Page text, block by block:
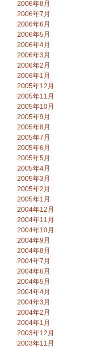
2006年8月
2006年7月
2006年6月
2006年5月
2006年4月
2006年3月
2006年2月
2006年1月
2005年12月
2005年11月
2005年10月
2005年9月
2005年8月
2005年7月
2005年6月
2005年5月
2005年4月
2005年3月
2005年2月
2005年1月
2004年12月
2004年11月
2004年10月
2004年9月
2004年8月
2004年7月
2004年6月
2004年5月
2004年4月
2004年3月
2004年2月
2004年1月
2003年12月
2003年11月